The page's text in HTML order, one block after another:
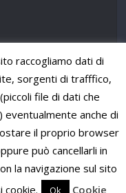
. All rights reserved.
Powered byWordPress
raccogliamo dati di
sorgenti di trafffico,
file di dati che
anche di
il proprio browser
può cancellarli in
la navigazione sul sito
cookie.
Ok Cookie